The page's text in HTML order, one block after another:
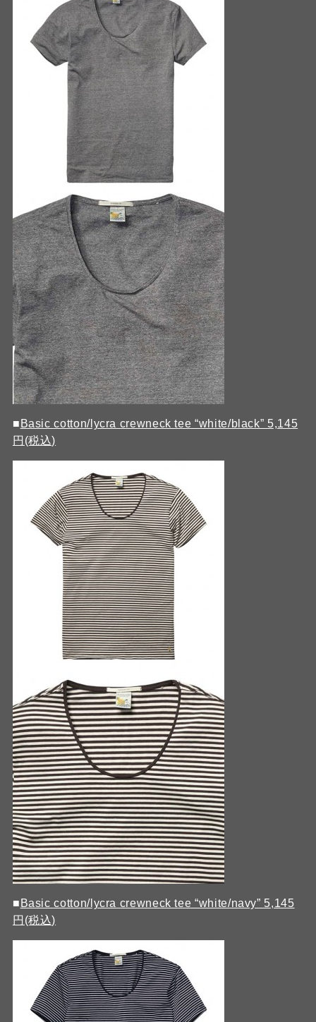
■ Basic cotton/lycra crewneck tee “white/black” 5,145
円(税込)
■ Basic cotton/lycra crewneck tee “white/navy” 5,145
円(税込)